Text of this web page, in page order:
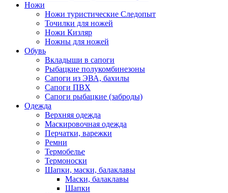
Ножи
Ножи туристические Следопыт
Точилки для ножей
Ножи Кизляр
Ножны для ножей
Обувь
Вкладыши в сапоги
Рыбацкие полукомбинезоны
Сапоги из ЭВА, бахилы
Сапоги ПВХ
Сапоги рыбацкие (заброды)
Одежда
Верхняя одежда
Маскировочная одежда
Перчатки, варежки
Ремни
Термобелье
Термоноски
Шапки, маски, балаклавы
Маски, балаклавы
Шапки